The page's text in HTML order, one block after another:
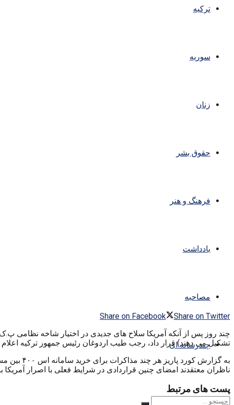
ترکیه
سوریه
زنان
حقوق بشر
فرهنگ و هنر
یادداشت
مصاحبه
چندرسانه ای
Share on Facebook
Share on Twitter
تشکیل می دهند) قرار داد، رجب طیب اردوغان رئیس جمهور ترکیه اعلام کرد که کشورش
ناظران معتقدند امضای چنین قراردادی در شرایط فعلی با اصرار
پست های مرتبط